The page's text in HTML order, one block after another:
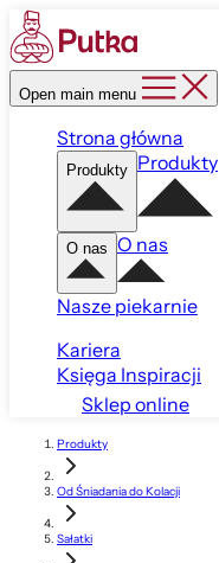
Open main menu
Strona główna
Produkty Produkty
O nas O nas
Nasze piekarnie
Kariera
Księga Inspiracji
Sklep online
Produkty
Od Śniadania do Kolacji
Sałatki